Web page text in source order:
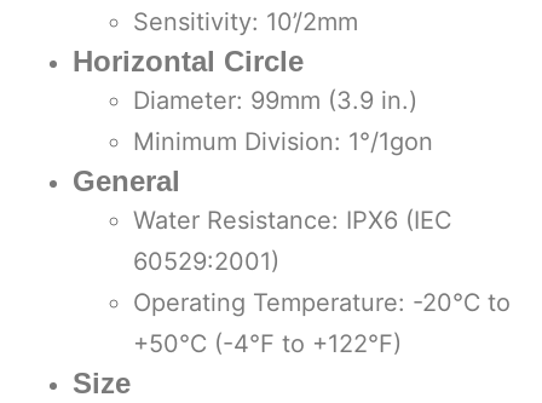
Sensitivity: 10’/2mm
Horizontal Circle
Diameter: 99mm (3.9 in.)
Minimum Division: 1°/1gon
General
Water Resistance: IPX6 (IEC
60529:2001)
Operating Temperature: -20℃ to
+50℃ (-4°F to +122°F)
Size